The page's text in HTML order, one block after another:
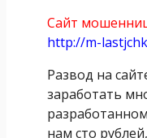
Сайт
http://m-
Развод на
заработать
нам сто